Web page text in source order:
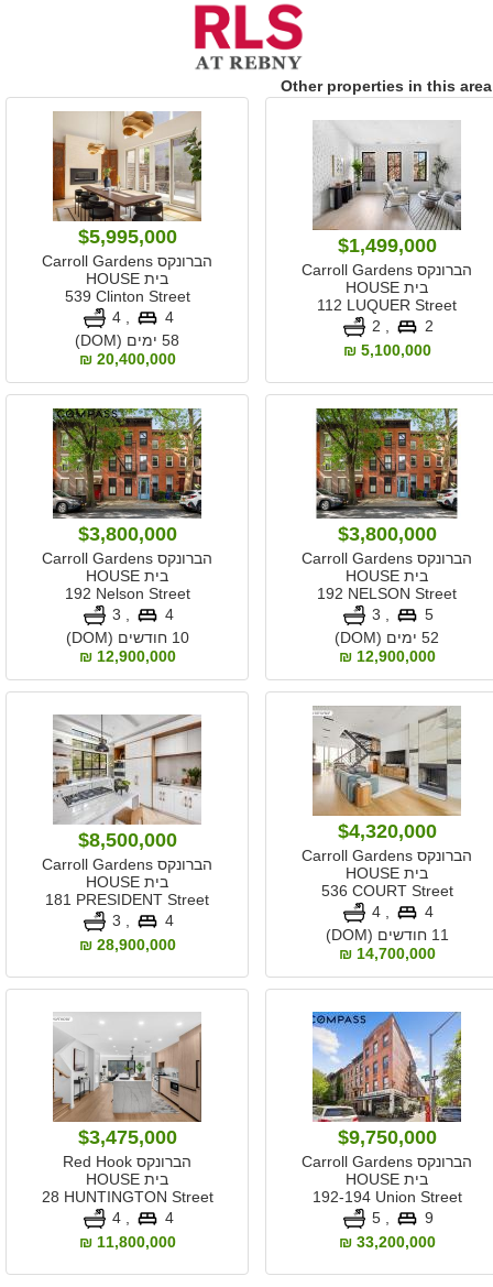
Other properties in this area
$1,499,000
הברונקס Carroll Gardens
בית HOUSE
112 LUQUER Street
2
5,100,000 ₪
$5,995,000
הברונקס Carroll Gardens
בית HOUSE
539 Clinton Street
4
, 4
58 ימים (DOM)
20,400,000 ₪
$3,800,000
הברונקס Carroll Gardens
בית HOUSE
192 NELSON Street
5
52 ימים (DOM)
12,900,000 ₪
$3,800,000
הברונקס Carroll Gardens
בית HOUSE
192 Nelson Street
4
10 חודשים (DOM)
12,900,000 ₪
$4,320,000
הברונקס Carroll Gardens
בית HOUSE
536 COURT Street
4
, 4
11 חודשים (DOM)
14,700,000 ₪
$8,500,000
הברונקס Carroll Gardens
בית HOUSE
181 PRESIDENT Street
4
28,900,000 ₪
$9,750,000
הברונקס Carroll Gardens
בית HOUSE
192-194 Union Street
9
, 5
33,200,000 ₪
$3,475,000
הברונקס Red Hook
בית HOUSE
28 HUNTINGTON Street
4
, 4
11,800,000 ₪